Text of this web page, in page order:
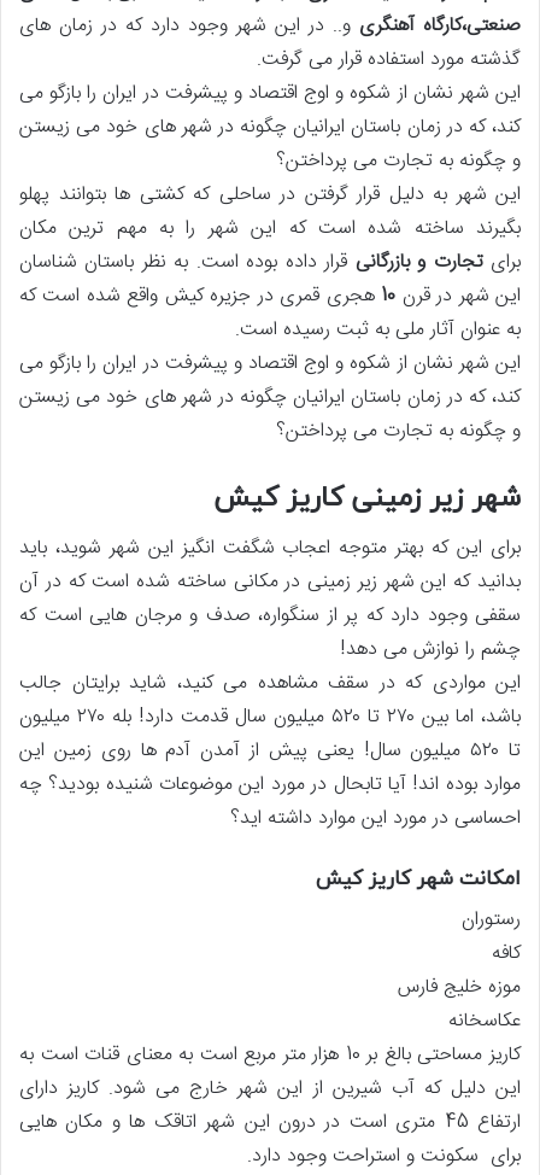
صنعتی،کارگاه آهنگری و.. در این شهر وجود دارد که در زمان های
گذشته مورد استفاده قرار می گرفت.
این شهر نشان از شکوه و اوج اقتصاد و پیشرفت در ایران را بازگو می
کند، که در زمان باستان ایرانیان چگونه در شهر های خود می زیستن
و چگونه به تجارت می پرداختن؟
این شهر به دلیل قرار گرفتن در ساحلی که کشتی ها بتوانند پهلو
بگیرند ساخته شده است که این شهر را به مهم ترین مکان
برایتجارت و بازرگانی قرار داده بوده است. به نظر باستان شناسان
این شهر در قرن 10 هجری قمری در جزیره کیش واقع شده است که
به عنوان آثار ملی به ثبت رسیده است.
این شهر نشان از شکوه و اوج اقتصاد و پیشرفت در ایران را بازگو می
کند، که در زمان باستان ایرانیان چگونه در شهر های خود می زیستن
و چگونه به تجارت می پرداختن؟
شهر زیر زمینی کاریز کیش
برای این که بهتر متوجه اعجاب شگفت انگیز این شهر شوید، باید
بدانید که این شهر زیر زمینی در مکانی ساخته شده است که در آن
سقفی وجود دارد که پر از سنگواره، صدف و مرجان هایی است که
چشم را نوازش می دهد!
این مواردی که در سقف مشاهده می کنید، شاید برایتان جالب
باشد، اما بین ۲۷۰ تا ۵۲۰ میلیون سال قدمت دارد! بله ۲۷۰ میلیون
تا ۵۲۰ میلیون سال! یعنی پیش از آمدن آدم ها روی زمین این
موارد بوده اند! آیا تابحال در مورد این موضوعات شنیده بودید؟ چه
احساسی در مورد این موارد داشته اید؟
امکانت شهر کاریز کیش
رستوران
کافه
موزه خلیج فارس
عکاسخانه
کاریز مساحتی بالغ بر 10 هزار متر مربع است به معنای قنات است به
این دلیل که آب شیرین از این شهر خارج می شود. کاریز دارای
ارتفاع 45 متری است در درون این شهر اتاقک ها و مکان هایی
برای سکونت و استراحت وجود دارد.